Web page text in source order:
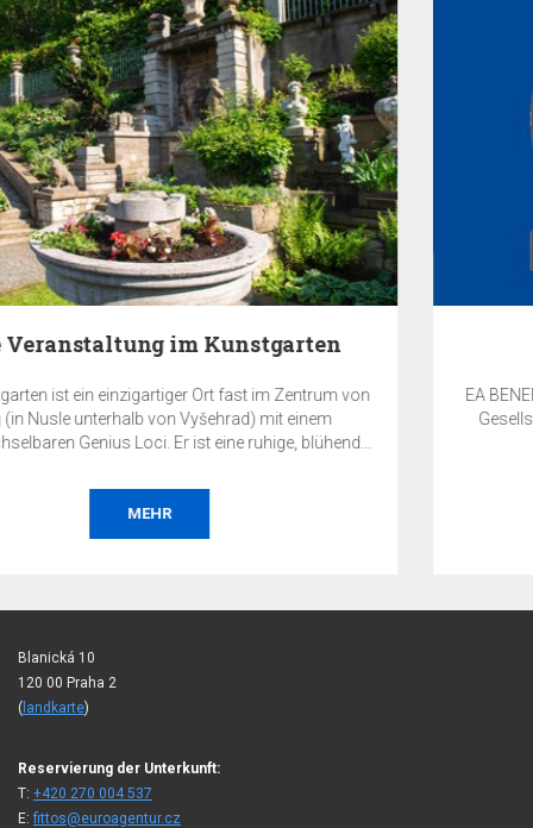
EA Benefit Program
EA BENEFIT Prgramm ist die Belohnung für die Kunden der
Gesellschaft EuroAgentur Hotels & Travel für Ihre Treue
unserer EA Hotels Kette.
Blanická 10
120 00 Praha 2
( landkarte)
Reservierung der Unterkunft:
T: +420 270 004 537
E:fittos@euroagentur.cz